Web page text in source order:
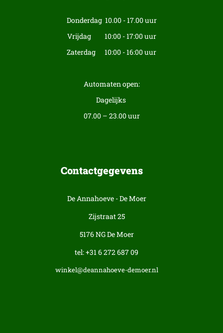
Donderdag 10.00 - 17.00 uur
Vrijdag 10:00 - 17:00 uur
Zaterdag 10:00 - 16:00 uur
Automaten open:
Dagelijks
07.00 – 23.00 uur
Contactgegevens
De Annahoeve - De Moer
Zijstraat 25
5176 NG De Moer
tel: +31 6 272 687 09
winkel@deannahoeve-demoer.nl